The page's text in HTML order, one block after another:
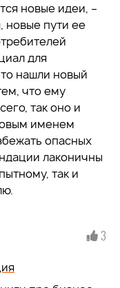
новые идеи, –
новые пути ее
для
нашли новый
что ему
так оно и
именем
опасных
лаконичны
так и
3